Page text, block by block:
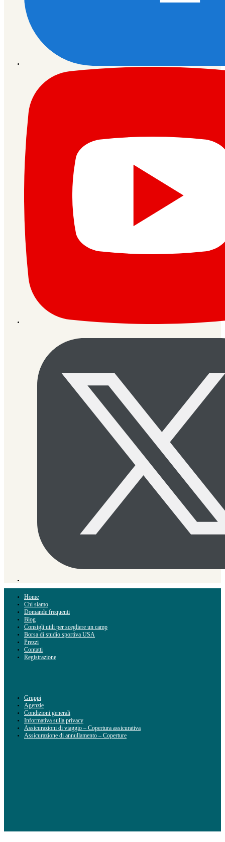
Home
Chi siamo
Domande frequenti
Blog
Consigli utili per scegliere un camp
Borsa di studio sportiva USA
Prezzi
Contatti
Registrazione
Gruppi
Agenzie
Condizioni generali
Informativa sulla privacy
Assicurazioni di viaggio – Copertura assicurativa
Assicurazione di annullamento – Coperture